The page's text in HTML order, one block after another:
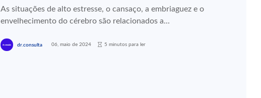
As situações de alto estresse, o cansaço, a embriaguez e o
envelhecimento do cérebro são relacionados a...
dr.consulta 06, maio de 2024 5 minutos para ler